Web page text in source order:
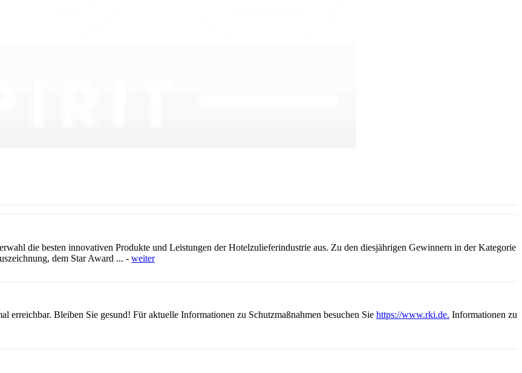
die besten innovativen Produkte und Leistungen der Hotelzulieferindustrie aus. Zu den diesjährigen Gewinnern in der Kategorie
dem Star Award ... - weiter
Bleiben Sie gesund! Für aktuelle Informationen zu Schutzmaßnahmen besuchen Sie https://www.rki.de. Informationen zu